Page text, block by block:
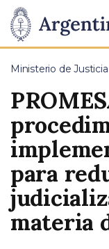
Presidencia
de
la
Nación
Pasar al
Ministerio de Justicia
para
materia